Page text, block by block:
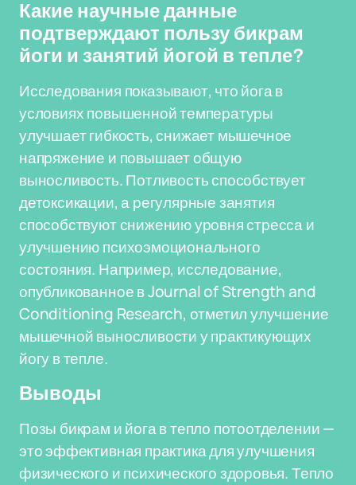
Какие научные данные
подтверждают пользу бикрам
йоги и занятий йогой в тепле?
Исследования показывают, что йога в
условиях повышенной температуры
улучшает гибкость, снижает мышечное
напряжение и повышает общую
выносливость. Потливость способствует
детоксикации, а регулярные занятия
способствуют снижению уровня стресса и
улучшению психоэмоционального
состояния. Например, исследование,
опубликованное в Journal of Strength and
Conditioning Research, отметил улучшение
мышечной выносливости у практикующих
йогу в тепле.
Выводы
Позы бикрам и йога в тепло потоотделении —
это эффективная практика для улучшения
физического и психического здоровья. Тепло